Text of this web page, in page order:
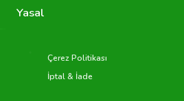
Yasal
Çerez Politikası
İptal & İade